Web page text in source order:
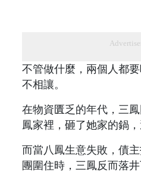
不管做什麼，兩個人都
不相讓。
在物資匱乏的年代，三
鳳家裡，砸了她家的鍋，
而當八鳳生意失敗，債
團圍住時，三鳳反而落井